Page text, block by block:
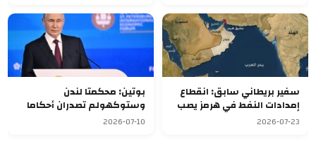
سفير بريطاني سابق: انقطاع
إمدادات النفط في هرمز يصب
في مصلحة واشنطن
2026-07-23
بوتين: محكمتا لندن
وستوكهولم تصدران أحكاما
غير قانونية بحق الشركات
2026-07-10